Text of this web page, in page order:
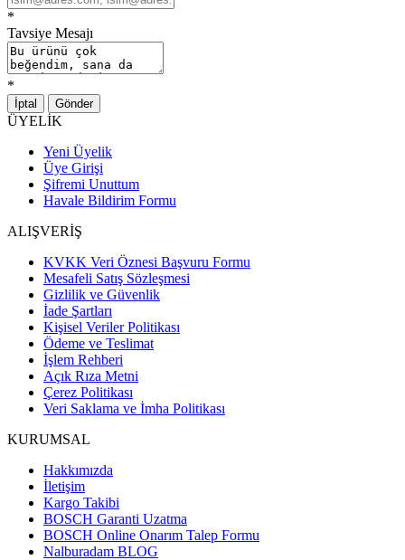
*
Tavsiye Mesajı
*
İptal Gönder
ÜYELİK
Yeni Üyelik
Üye Girişi
Şifremi Unuttum
Havale Bildirim Formu
ALIŞVERİŞ
KVKK Veri Öznesi Başvuru Formu
Mesafeli Satış Sözleşmesi
Gizlilik ve Güvenlik
İade Şartları
Kişisel Veriler Politikası
Ödeme ve Teslimat
İşlem Rehberi
Açık Rıza Metni
Çerez Politikası
Veri Saklama ve İmha Politikası
KURUMSAL
Hakkımızda
İletişim
Kargo Takibi
BOSCH Garanti Uzatma
BOSCH Online Onarım Talep Formu
Nalburadam BLOG